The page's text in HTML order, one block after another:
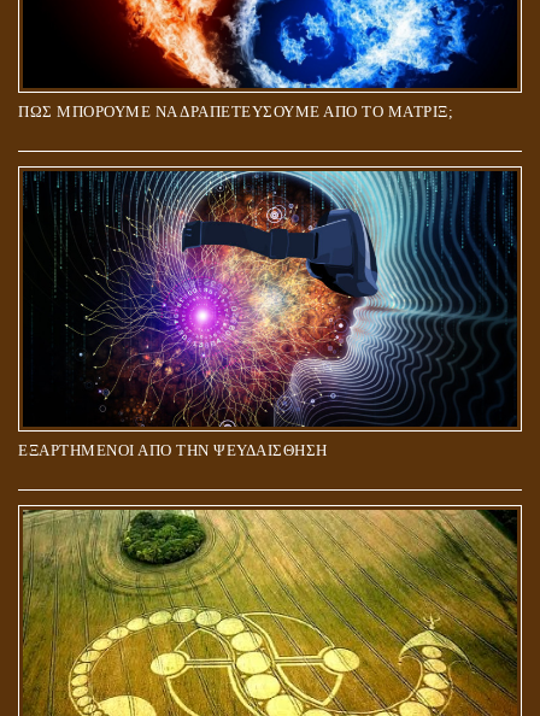
ΠΩΣ ΜΠΟΡΟΥΜΕ ΝΑ ΔΡΑΠΕΤΕΥΣΟΥΜΕ ΑΠΟ ΤΟ ΜΑΤΡΙΞ;
ΕΞΑΡΤΗΜΕΝΟΙ ΑΠΟ ΤΗΝ ΨΕΥΔΑΙΣΘΗΣΗ